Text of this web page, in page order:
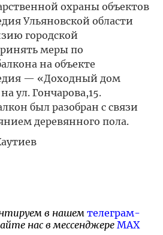
охраны объектов
Ульяновской области
городской
меры по
на объекте
— «Доходный дом
ул. Гончарова,15.
был разобран с связи
деревянного пола.
в нашем телеграм-
нас в мессенджере MAX